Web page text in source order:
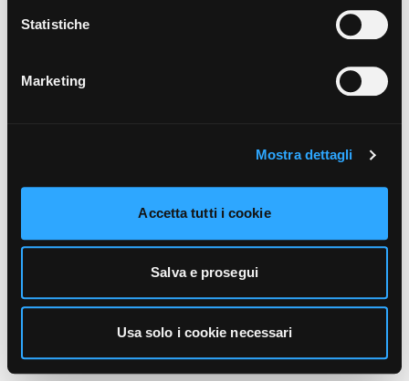
funzionamento, puoi prendere visione dell’informativa
cliccando qui.
Statistiche
Marketing
Mostra dettagli
Accetta tutti i cookie
Salva e prosegui
Usa solo i cookie necessari